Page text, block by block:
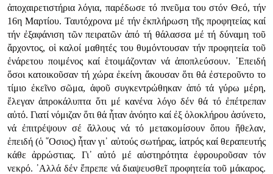
ἀποχαιρετιστήρια λόγια, παρέδωσε τό πνεῦμα του στόν Θεό, τήν
16η Μαρτίου. Ταυτόχρονα μέ τήν ἐκπλήρωση τῆς προφητείας καί
τήν ἐξαφάνιση τῶν πειρατῶν ἀπό τή θάλασσα μέ τή δύναμη τοῦ
ἄρχοντος, οἱ καλοί μαθητές του θυμόντουσαν τήν προφητεία τοῦ
ἐνάρετου ποιμένος καί ἑτοιμάζονταν νά ἀποπλεύσουν. ᾿Επειδή
ὅσοι κατοικοῦσαν τή χώρα ἐκείνη ἄκουσαν ὅτι θά ἐστεροῦντο το
τίμιο ἐκεῖνο σῶμα, ἀφοῦ συγκεντρώθηκαν ἀπό τά γύρω μέρη,
ἔλεγαν ἀπροκάλυπτα ὅτι μέ κανένα λόγο δέν θά τό ἐπέτρεπαν
αὐτό. Γιατί νόμιζαν ὅτι θά ἦταν ἀνόητο καί ἐξ ὁλοκλήρου ἀσύνετο,
νά ἐπιτρέψουν σέ ἄλλους νά τό μετακομίσουν ὅπου ἤθελαν,
ἐπειδή (ὁ ῞Οσιος) ἦταν γι᾿ αὐτούς σωτήρας, ἰατρός καί θεραπευτής
κάθε ἀρρώστιας. Γι᾿ αὐτό μέ αὐστηρότητα ἐφρουροῦσαν τόν
νεκρό. ᾿Αλλά δέν ἔπρεπε νά διαψευσθεῖ προφητεία τοῦ μάκαρος.